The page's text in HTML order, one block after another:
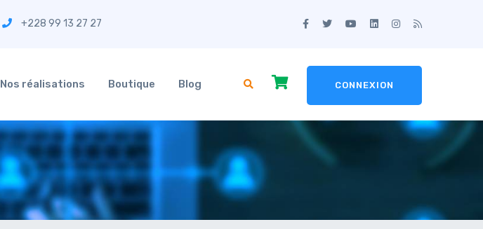
+228 99 13 27 27
CONNEXION
Nos réalisations Boutique Blog